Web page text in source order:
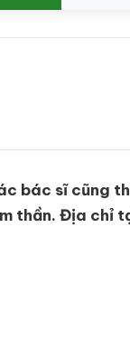
bác sĩ cũng
thần. Địa chỉ